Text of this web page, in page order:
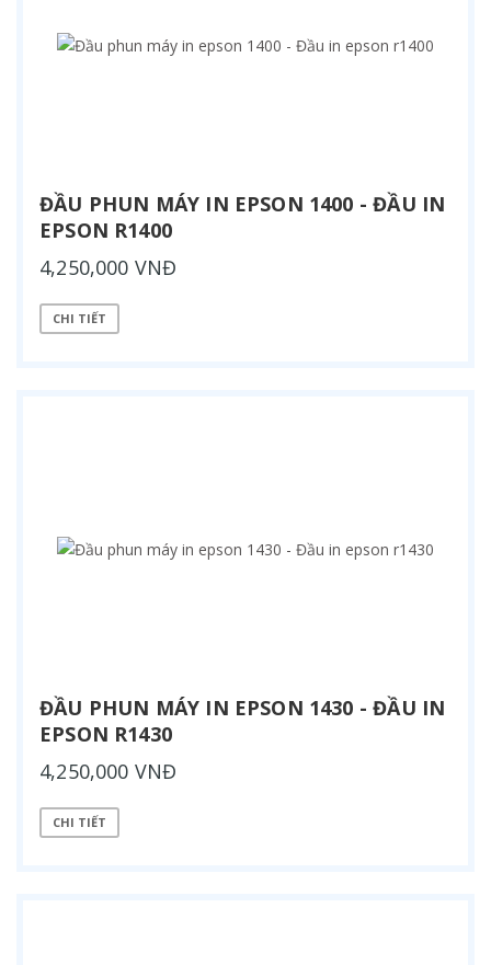
ĐẦU PHUN MÁY IN EPSON 1400 - ĐẦU IN
EPSON R1400
4,250,000 VNĐ
CHI TIẾT
ĐẦU PHUN MÁY IN EPSON 1430 - ĐẦU IN
EPSON R1430
4,250,000 VNĐ
CHI TIẾT